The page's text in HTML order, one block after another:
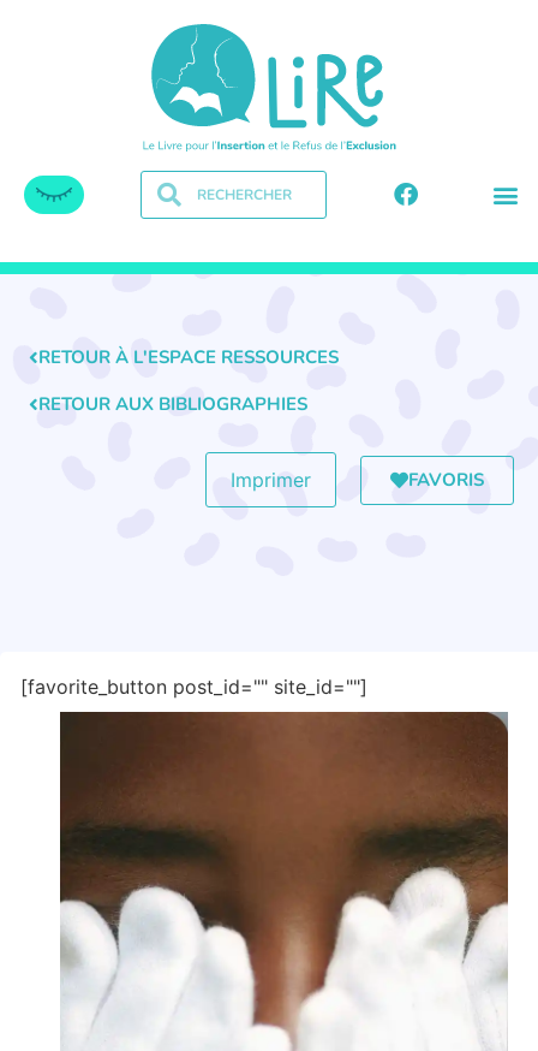
RETOUR À L'ESPACE RESSOURCES
RETOUR AUX BIBLIOGRAPHIES
Imprimer FAVORIS
[favorite_button post_id="" site_id=""]